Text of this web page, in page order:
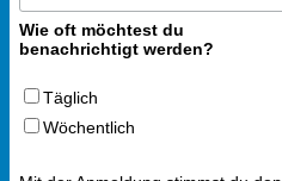
Wie oft möchtest du
benachrichtigt werden?
Täglich
Wöchentlich